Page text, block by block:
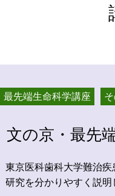
最先端生命科学講座
文の京・最先
東京医科歯科大学難治
研究を分かりやすく説明